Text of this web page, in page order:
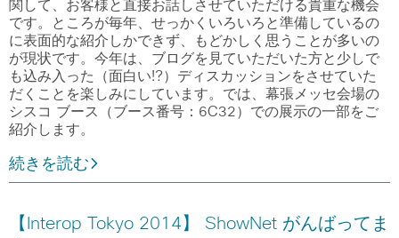
関して、お客様と直接お話しさせていただける貴重な機会
です。ところが毎年、せっかくいろいろと準備しているの
に表面的な紹介しかできず、もどかしく思うことが多いの
が現状です。今年は、ブログを見ていただいた方と少しで
も込み入った（面白い!?）ディスカッションをさせていた
だくことを楽しみにしています。では、幕張メッセ会場の
シスコ ブース（ブース番号：6C32）での展示の一部をご
紹介します。
続きを読む
【Interop Tokyo 2014】 ShowNet がんばってま